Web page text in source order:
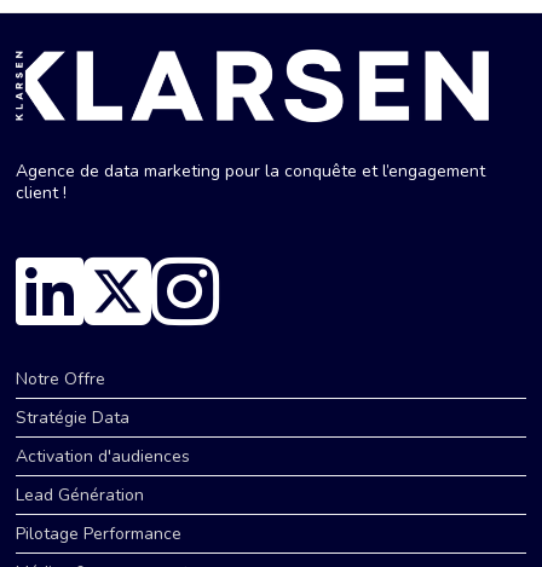
Agence de data marketing pour la conquête et l’engagement
client !
Notre Offre
Stratégie Data
Activation d'audiences
Lead Génération
Pilotage Performance